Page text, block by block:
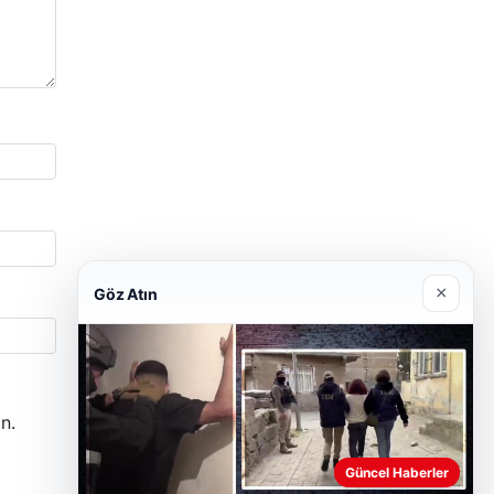
Göz Atın ×
Güncel Haberler